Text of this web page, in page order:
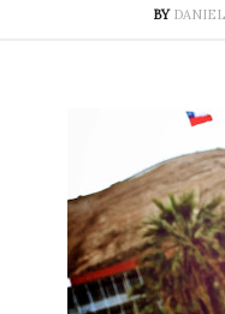
BY DANIEL